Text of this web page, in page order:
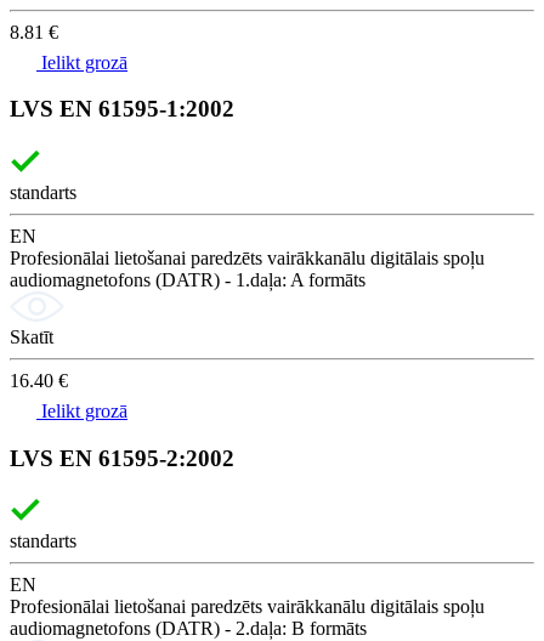
8.81 €
Ielikt grozā
LVS EN 61595-1:2002
standarts
EN
Profesionālai lietošanai paredzēts vairākkanālu digitālais spoļu
audiomagnetofons (DATR) - 1.daļa: A formāts
Skatīt
16.40 €
Ielikt grozā
LVS EN 61595-2:2002
standarts
EN
Profesionālai lietošanai paredzēts vairākkanālu digitālais spoļu
audiomagnetofons (DATR) - 2.daļa: B formāts